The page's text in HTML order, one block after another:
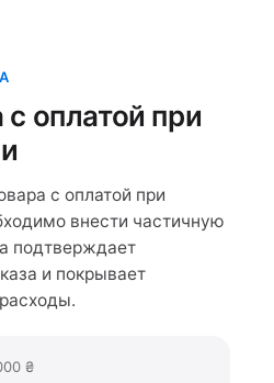
оплатой при
с оплатой при
внести частичную
подтверждает
и покрывает
₴